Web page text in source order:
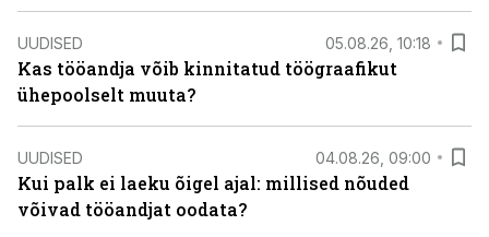
UUDISED 05.08.26, 10:18
Kas tööandja võib kinnitatud töögraafikut
ühepoolselt muuta?
UUDISED 04.08.26, 09:00
Kui palk ei laeku õigel ajal: millised nõuded
võivad tööandjat oodata?